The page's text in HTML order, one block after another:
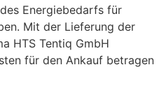
Energiebedarfs für
Mit der Lieferung der
HTS Tentiq GmbH
für den Ankauf betragen